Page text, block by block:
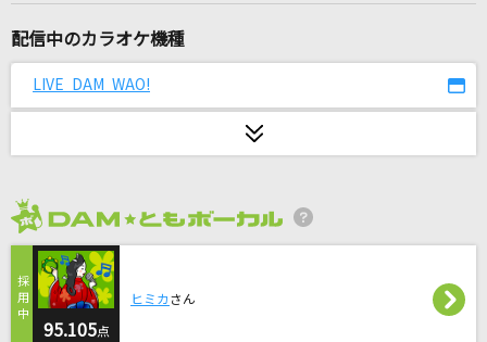
天国
BAD COMMUNICATION(000-18)
睡蓮花
湘南乃風
花に嵐
米津玄師
配信中のカラオケ機種
LIVE DAM WAO!
95.105点
ヒミカ さん